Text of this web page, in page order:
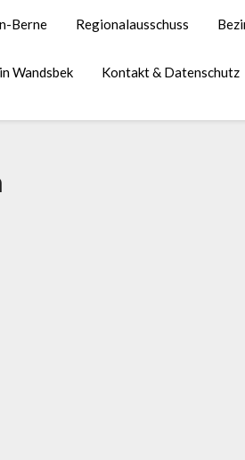
Berne Regionalausschuss
Wandsbek Kontakt & Datenschutz